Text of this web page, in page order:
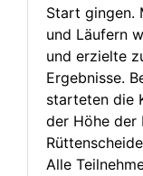
Start gingen.
und Läufern
und erzielte
Ergebnisse.
starteten die
der Höhe der
Alle